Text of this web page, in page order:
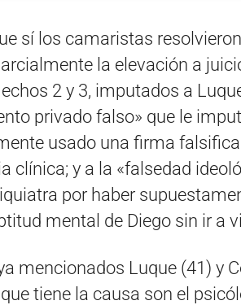
sí los camaristas
la elevación a
2 y 3, imputados a
privado falso» que le
usado una firma
clínica; y a la «falsedad
por haber
mental de Diego sin ir a
mencionados Luque (41) y
tiene la causa son el